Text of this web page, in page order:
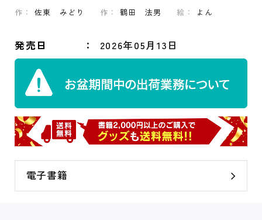
作： 佐東 みどり 作： 鶴田 法男 絵： よん
発売日 2026年05月13日
電子書籍